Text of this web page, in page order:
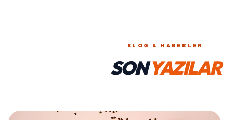
BLOG & HABERLER
SONYAZILAR